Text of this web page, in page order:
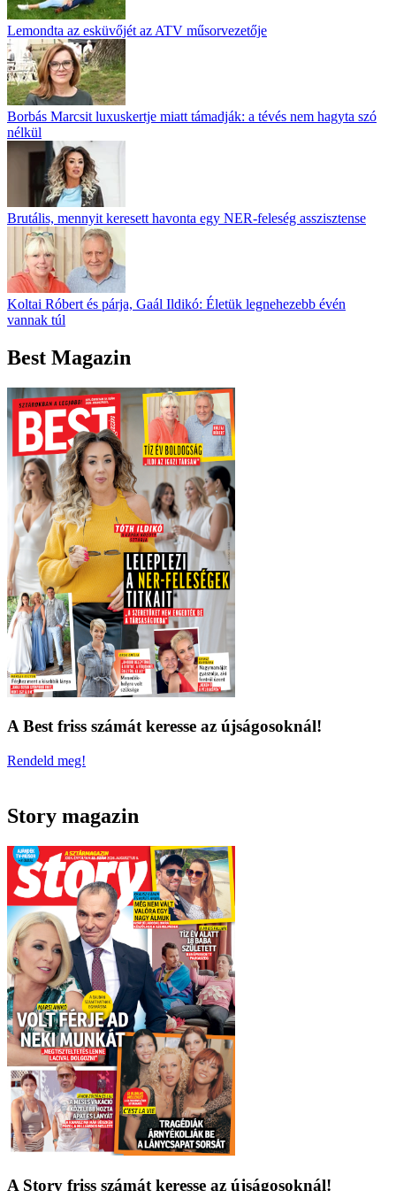
Lemondta az esküvőjét az ATV műsorvezetője
Borbás Marcsit luxuskertje miatt támadják: a tévés nem hagyta szó
nélkül
Brutális, mennyit keresett havonta egy NER-feleség asszisztense
Koltai Róbert és párja, Gaál Ildikó: Életük legnehezebb évén
vannak túl
Best Magazin
A Best friss számát keresse az újságosoknál!
Rendeld meg!
Story magazin
A Story friss számát keresse az újságosoknál!